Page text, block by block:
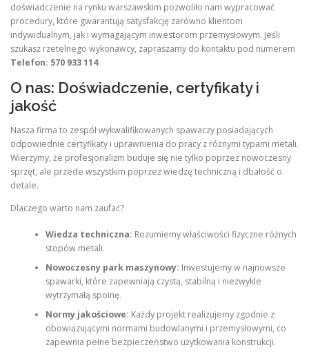
doświadczenie na rynku warszawskim pozwoliło nam wypracować
procedury, które gwarantują satysfakcję zarówno klientom
indywidualnym, jak i wymagającym inwestorom przemysłowym. Jeśli
szukasz rzetelnego wykonawcy, zapraszamy do kontaktu pod numerem
Telefon: 570 933 114.
O nas: Doświadczenie, certyfikaty i
jakość
Nasza firma to zespół wykwalifikowanych spawaczy posiadających
odpowiednie certyfikaty i uprawnienia do pracy z różnymi typami metali.
Wierzymy, że profesjonalizm buduje się nie tylko poprzez nowoczesny
sprzęt, ale przede wszystkim poprzez wiedzę techniczną i dbałość o
detale.
Dlaczego warto nam zaufać?
Wiedza techniczna: Rozumiemy właściwości fizyczne różnych
stopów metali.
Nowoczesny park maszynowy: Inwestujemy w najnowsze
spawarki, które zapewniają czystą, stabilną i niezwykle
wytrzymałą spoinę.
Normy jakościowe: Każdy projekt realizujemy zgodnie z
obowiązującymi normami budowlanymi i przemysłowymi, co
zapewnia pełne bezpieczeństwo użytkowania konstrukcji.